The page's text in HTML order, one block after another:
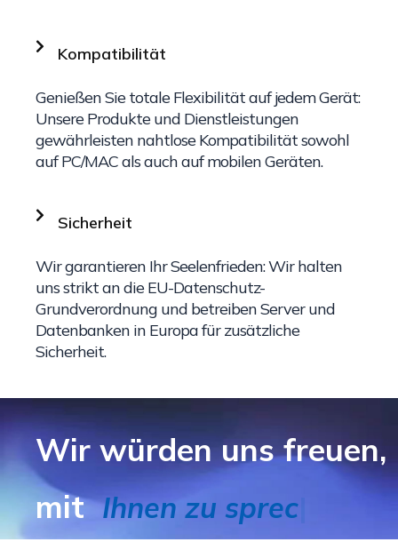
Kompatibilität
Genießen Sie totale Flexibilität auf jedem Gerät:
Unsere Produkte und Dienstleistungen
gewährleisten nahtlose Kompatibilität sowohl
auf PC/MAC als auch auf mobilen Geräten.
Sicherheit
Wir garantieren Ihr Seelenfrieden: Wir halten
uns strikt an die EU-Datenschutz-
Grundverordnung und betreiben Server und
Datenbanken in Europa für zusätzliche
Sicherheit.
Wir würden uns freuen,
mit Ihnen zu sprec